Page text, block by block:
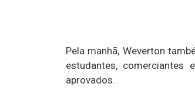
Pela manhã, Weverton
estudantes,
aprovados.